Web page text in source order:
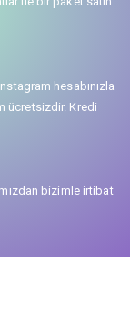
hesabınızla
ücretsizdir. Kredi
bizimle irtibat